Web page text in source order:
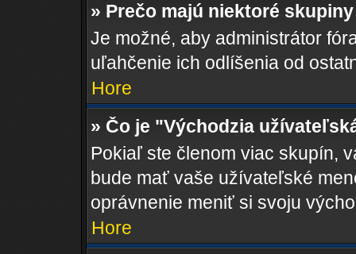
» Prečo majú niektoré
Je možné, aby administrátor
uľahčenie ich odlíšenia od
Hore
» Čo je "Východzia
Pokiaľ ste členom viac skupín,
bude mať vaše užívateľské
oprávnenie meniť si svoju
Hore